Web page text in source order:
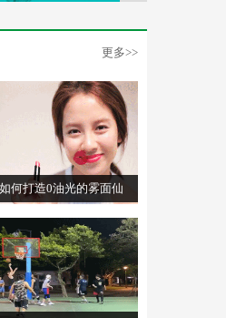
更多>>
如何打造0油光的雾面仙